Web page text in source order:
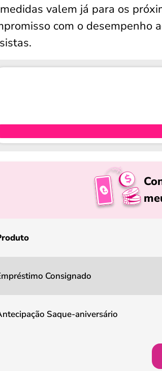
valem já para os
com o desempenho
Consignado
Saque-aniversário